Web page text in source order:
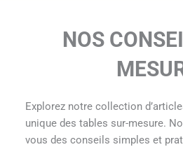
NOS
Explorez notre collection
unique des tables sur-mesure.
vous des conseils simples et